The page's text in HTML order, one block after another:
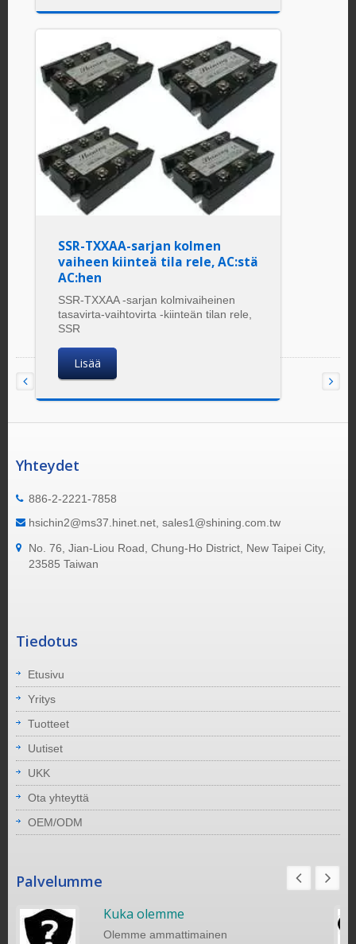
SSR-TXXAA-sarjan kolmen
vaiheen kiinteä tila rele, AC:stä
AC:hen
SSR-TXXAA -sarjan kolmivaiheinen
tasavirta-vaihtovirta -kiinteän tilan rele,
SSR
Lisää
Yhteydet
886-2-2221-7858
hsichin2@ms37.hinet.net, sales1@shining.com.tw
No. 76, Jian-Liou Road, Chung-Ho District, New Taipei City,
23585 Taiwan
Tiedotus
Etusivu
Yritys
Tuotteet
Uutiset
UKK
Ota yhteyttä
OEM/ODM
Palvelumme
Kuka olemme
Olemme ammattimainen